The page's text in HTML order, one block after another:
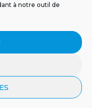
à notre outil de
CONFIDENTIALITÉ